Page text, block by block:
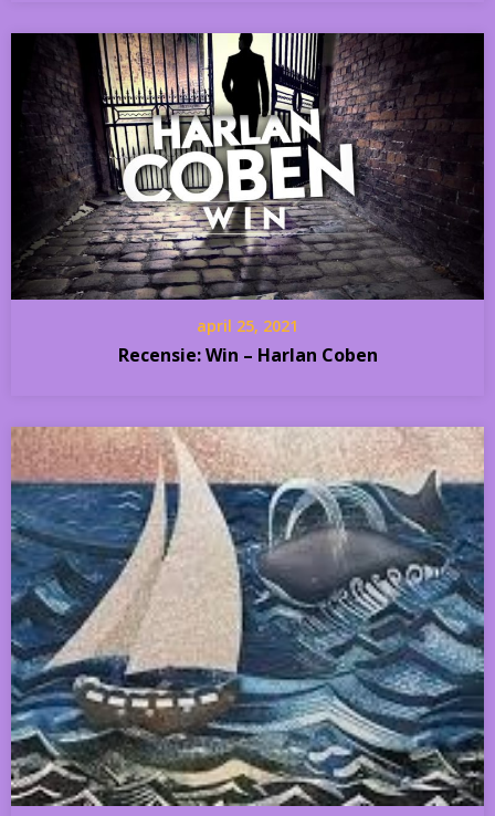
april 25, 2021
Recensie: Win – Harlan Coben